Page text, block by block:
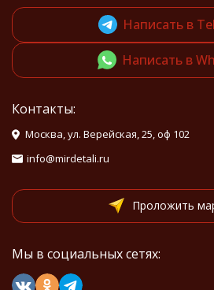
Написать в
Написать в
Контакты:
Москва, ул. Верейская, 25, оф 102
info@mirdetali.ru
Проложить
Мы в социальных сетях: